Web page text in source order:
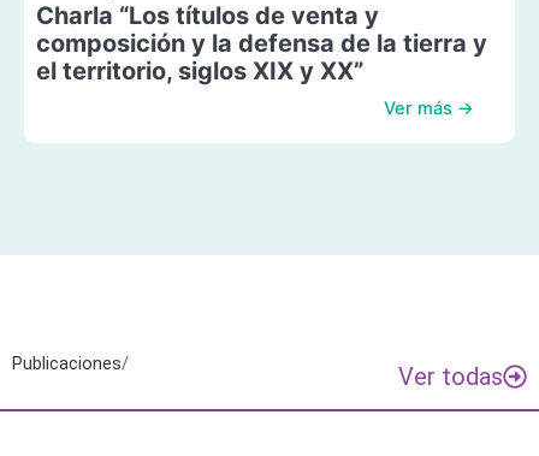
Charla “Los títulos de venta y
composición y la defensa de la tierra y
el territorio, siglos XIX y XX”
Ver más →
Publicaciones/ Ver todas